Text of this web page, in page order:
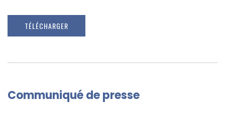
TÉLÉCHARGER
Communiqué de presse